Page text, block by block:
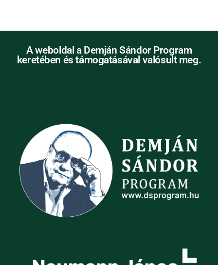
A weboldal a Demján Sándor Program
keretében és támogatásával valósult meg.